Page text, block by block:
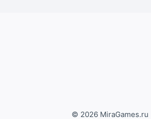
© 2026 MiraGames.ru